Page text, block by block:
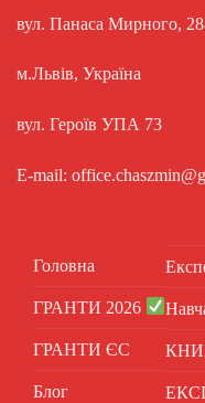
вул. Панаса Мирного,
м.Львів, Україна
вул. Героїв УПА 73
E-mail:
Головна
ГРАНТИ 2026
ГРАНТИ ЄС
Блог